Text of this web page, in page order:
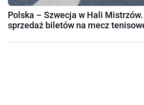
Polska – Szwecja w Hali Mistrzów.
sprzedaż biletów na mecz